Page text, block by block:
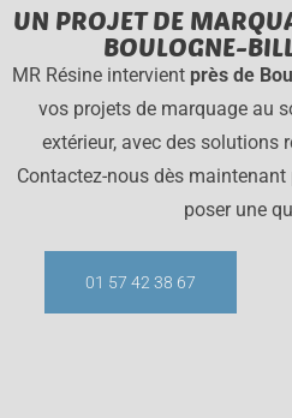
UN PROJET DE
BOULOGNE-
MR Résine intervient près de
vos projets de marquage au
extérieur, avec des solutions
Contactez-nous dès
poser une
01 57 42 38 67